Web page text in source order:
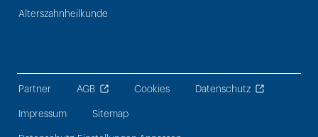
Alterszahnheilkunde
Partner AGB Cookies Datenschutz
Impressum Sitemap